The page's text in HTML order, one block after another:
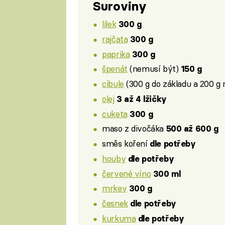
Suroviny
lilek 300 g
rajčata 300 g
paprika 300 g
špenát (nemusí být) 150 g
cibule (300 g do základu a 200
olej 3 až 4 lžičky
cuketa 300 g
maso z divočáka 500 až 600 g
směs koření dle potřeby
houby dle potřeby
červené víno 300 ml
mrkev 300 g
česnek dle potřeby
kurkuma dle potřeby